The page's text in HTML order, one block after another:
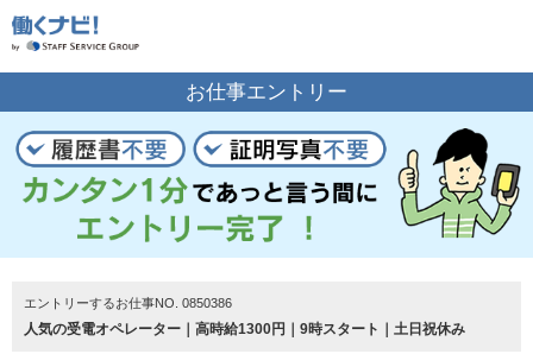
お仕事エントリー
エントリーするお仕事NO. 0850386
人気の受電オペレーター｜高時給1300円｜9時スタート｜土日祝休み
お仕事の案内をご希望の方はこちら
エントリーする
トップページ